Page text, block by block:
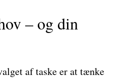
– og din
af taske er at tænke